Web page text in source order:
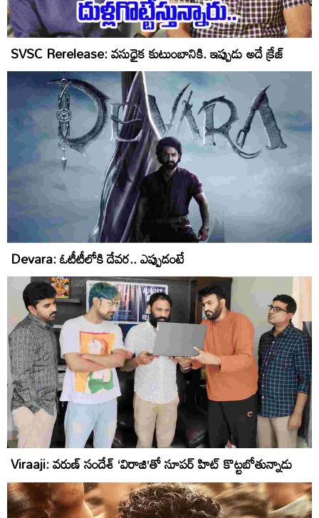
SVSC Rerelease: వసుధైక కుటుంబానికి. ఇప్పుడు అదే క్రేజ్‌
Devara: ఓటీటీలోకి దేవర.. ఎప్పుడంటే
Viraaji: వరుణ్ సందేశ్ ‘విరాజి’‌తో సూపర్ హిట్ కొట్టబోతున్నాడు